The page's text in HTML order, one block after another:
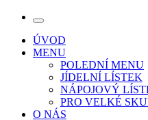
ÚVOD
MENU
POLEDNÍ MENU
JÍDELNÍ LÍSTEK
NÁPOJOVÝ
PRO VELKÉ
O NÁS